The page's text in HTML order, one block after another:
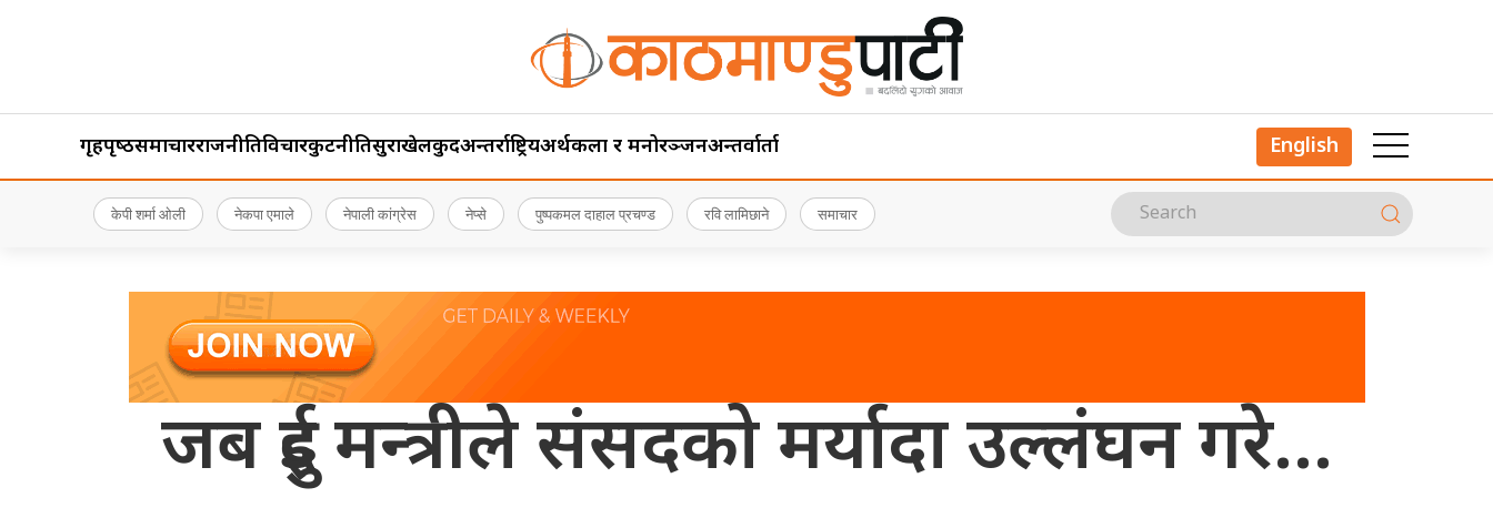
गृहपृष्‍ठसमाचारराजनीतिविचारकुटनीतिसुरक्षाखेलकुदअन्तर्राष्ट्रियअर्थकला र मनोरञ्जनअन्तर्वार्ता English
केपी शर्मा ओली नेकपा एमाले नेपाली कांग्रेस नेप्से पुष्पकमल दाहाल प्रचण्ड रवि लामिछाने समाचार
जब दुई मन्त्रीले संसदको मर्यादा उल्लंघन गरे…